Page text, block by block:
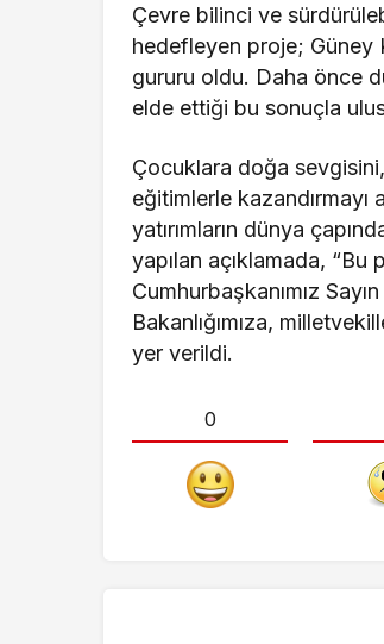
Çevre bilinci ve
hedefleyen proje; Güney
gururu oldu. Daha önce
elde ettiği bu sonuçla
Çocuklara doğa
eğitimlerle
yatırımların dünya
yapılan açıklamada, “Bu
Cumhurbaşkanımız
Bakanlığımıza,
yer verildi.
0